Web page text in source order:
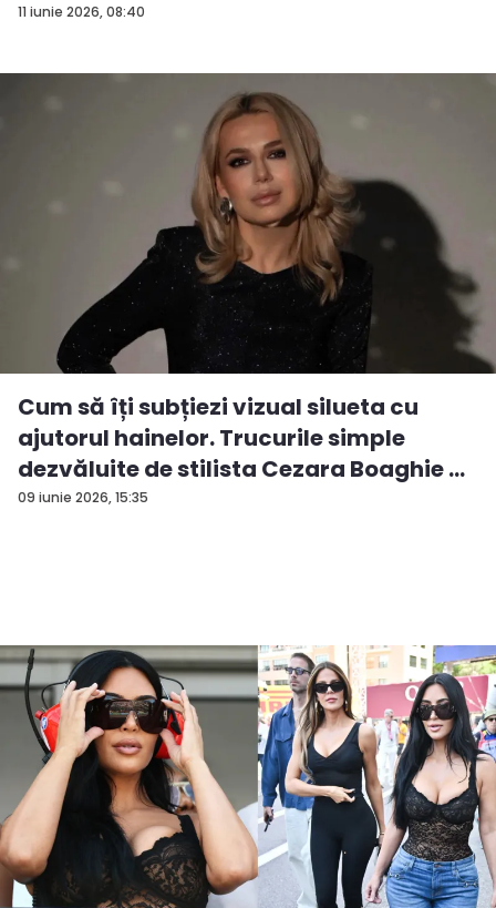
11 iunie 2026, 08:40
09 iunie 2026, 15:35
Cum să îți subțiezi vizual silueta cu
ajutorul hainelor. Trucurile simple
dezvăluite de stilista Cezara Boaghie ...